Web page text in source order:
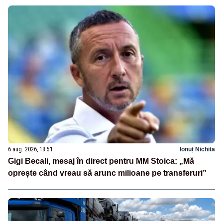
6 aug. 2026, 18:51 Ionuț Nichita
Gigi Becali, mesaj în direct pentru MM Stoica: „Mă
oprește când vreau să arunc milioane pe transferuri”